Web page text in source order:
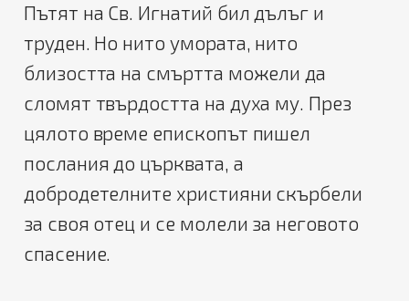
Пътят на Св. Игнатий бил дълъг и
труден. Но нито умората, нито
близостта на смъртта можели да
сломят твърдостта на духа му. През
цялото време епископът пишел
послания до църквата, а
добродетелните християни скърбели
за своя отец и се молели за неговото
спасение.